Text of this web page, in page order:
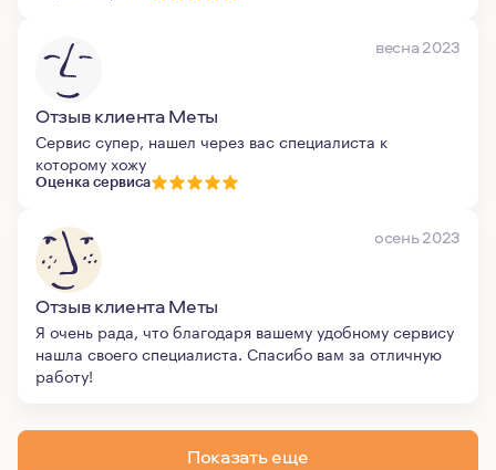
весна 2023
Отзыв клиента Меты
Сервис супер, нашел через вас специалиста к
которому хожу
Оценка сервиса
осень 2023
Отзыв клиента Меты
Я очень рада, что благодаря вашему удобному сервису
нашла своего специалиста. Спасибо вам за отличную
работу!
Показать еще